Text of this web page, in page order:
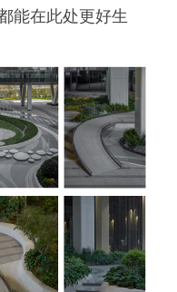
能在此处更好生